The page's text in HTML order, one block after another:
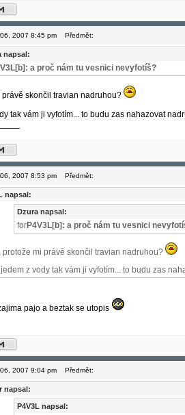
2007 8:45 pm
Předmět:
napsal:
a proč nám tu vesnici nevyfotíš?
právě skončil travian nadruhou?
tak vám ji vyfotím... to budu zas nahazovat
2007 8:53 pm Předmět:
napsal:
Dzura napsal:
forP4V3L[b]: a proč nám tu vesnici
protože mi právě skončil travian nadruhou?
z vody tak vám ji vyfotím... to budu zas
pajo a beztak se utopis
2007 9:04 pm Předmět:
napsal:
P4V3L napsal: